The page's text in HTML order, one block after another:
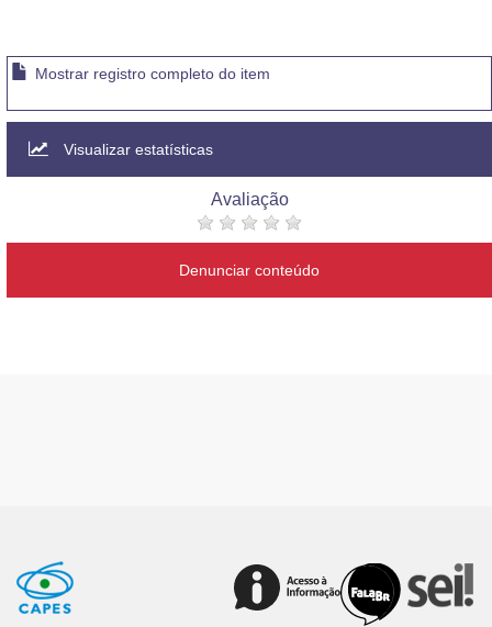
Mostrar registro completo do item
Visualizar estatísticas
Avaliação
Denunciar conteúdo